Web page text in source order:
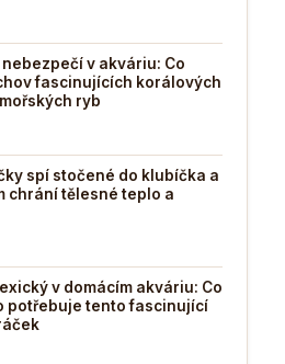
nebezpečí v akváriu: Co
fascinujících korálových
ryb
spí stočené do klubíčka a
chrání tělesné teplo a
v domácím akváriu: Co
potřebuje tento fascinující